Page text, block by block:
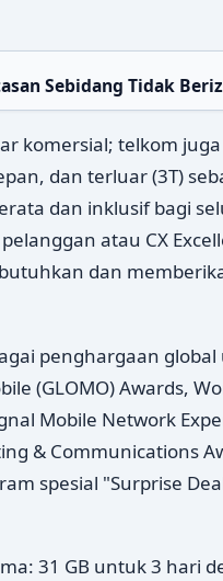
Sebidang Tidak
komersial; telkom
dan terluar (3T)
dan inklusif bagi
atau CX
dan
penghargaan
(GLOMO) Awards,
Mobile Network
& Communications
spesial "Surprise
31 GB untuk 3 hari